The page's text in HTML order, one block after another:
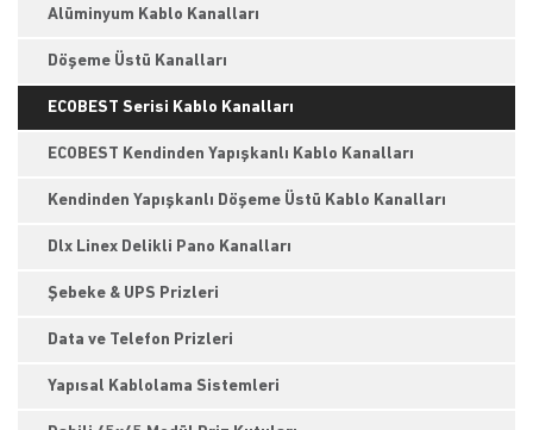
Alüminyum Kablo Kanalları
Döşeme Üstü Kanalları
ECOBEST Serisi Kablo Kanalları
ECOBEST Kendinden Yapışkanlı Kablo Kanalları
Kendinden Yapışkanlı Döşeme Üstü Kablo Kanalları
Dlx Linex Delikli Pano Kanalları
Şebeke & UPS Prizleri
Data ve Telefon Prizleri
Yapısal Kablolama Sistemleri